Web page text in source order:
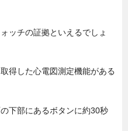
ッチの証拠といえるでしょ
得した心電図測定機能がある
下部にあるボタンに約30秒